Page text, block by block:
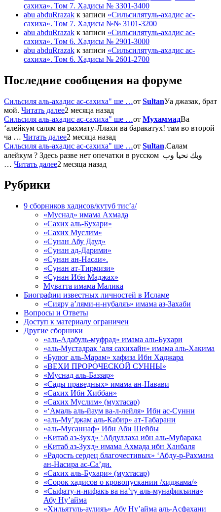
сахиха». Том 7. Хадисы № 3301-3400
abu abduRrazak к записи «Сильсилятуль-ахадис ас-
сахиха». Том 7. Хадисы №№ 3101-3200
abu abduRrazak к записи «Сильсилятуль-ахадис ас-
сахиха». Том 6. Хадисы № 2901-3000
abu abduRrazak к записи «Сильсилятуль-ахадис ас-
сахиха». Том 6. Хадисы № 2601-2700
Последние сообщения на форуме
Сильсиля аль-ахадис ас-сахиха" ше …от SultanУа джазак, брат
мой. Читать далее2 месяца назад
Сильсиля аль-ахадис ас-сахиха" ше …от МухаммадВа
‘алейкум салям ва рахмату-Ллахи ва баракатух! там во второй
ча … Читать далее2 месяца назад
Сильсиля аль-ахадис ас-сахиха" ше …от Sultan.Салам
алейкум ? Здесь разве нет опечатки в русском وبك نحيا وب
… Читать далее2 месяца назад
Рубрики
9 сборников хадисов/кутуб тис’а/
«Муснад» имама Ахмада
«Сахих аль-Бухари»
«Сахих Муслим»
«Сунан Абу Дауд»
«Сунан ад-Дарими»
«Сунан ан-Насаи».
«Сунан ат-Тирмизи»
«Сунан Ибн Маджах»
Муватта имама Малика
Биографии известных личностей в Исламе
«Сияру а’лями-н-нубаляъ» имама аз-Захаби
Вопросы и Ответы
Доступ к материалу ограничен
Другие сборники
«аль-Адабуль-муфрад» имама аль-Бухари
«аль-Мустадрак ‘аля сахихайн» имама аль-Хакима
«Булюг аль-Марам» хафиза Ибн Хаджара
«ВЕХИ ПРОРОЧЕСКОЙ СУННЫ»
«Муснад аль-Баззар»
«Сады праведных» имама ан-Навави
«Сахих Ибн Хиббан»
«Сахих Муслим» (мухтасар)
«‘Амаль аль-йаум ва-л-лейля» Ибн ас-Сунни
«аль-Му’джам аль-Кабир» ат-Табарани
«аль-Мусаннаф» Ибн Аби Шейбы
«Китаб аз-Зухд» ‘Абдуллаха ибн аль-Мубарака
«Китаб аз-Зухд» имама Ахмада ибн Ханбаля
«Радость сердец благочестивых» ‘Абду-р-Рахмана
ан-Насира ас-Са’ди.
«Сахих аль-Бухари» (мухтасар)
«Сорок хадисов о кровопускании /хиджама/»
«Сыфату-н-нифакъ ва на’ту аль-мунафикъина»
Абу Ну’айма
«Хильятуль-аулияъ» Абу Ну’айма аль-Асфахани